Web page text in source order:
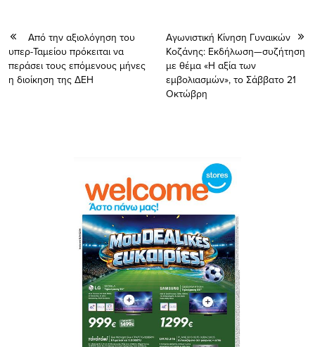
Από την αξιολόγηση του
υπερ-Ταμείου πρόκειται να
περάσει τους επόμενους μήνες
η διοίκηση της ΔΕΗ
Αγωνιστική Κίνηση Γυναικών
Κοζάνης: Eκδήλωση—συζήτηση
με θέμα «Η αξία των
εμβολιασμών», το Σάββατο 21
Οκτώβρη